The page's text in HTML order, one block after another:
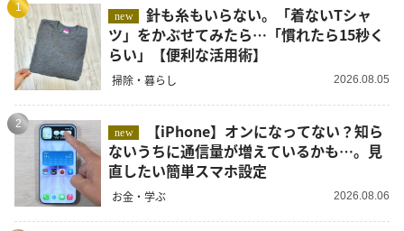
1
new
針も糸もいらない。「着ないTシャ
ツ」をかぶせてみたら…「慣れたら15秒く
らい」【便利な活用術】
掃除・暮らし 2026.08.05
2
new
ないうちに通信量が増えているかも…。見
直したい簡単スマホ設定
お金・学ぶ 2026.08.06